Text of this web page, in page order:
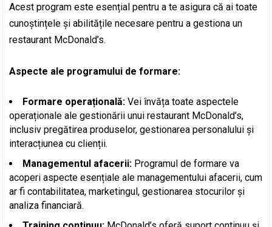
Acest program este esențial pentru a te asigura că ai toate
cunoștințele și abilitățile necesare pentru a gestiona un
restaurant McDonald’s.
Aspecte ale programului de formare:
Formare operațională: Vei învăța toate aspectele
operaționale ale gestionării unui restaurant McDonald’s,
inclusiv pregătirea produselor, gestionarea personalului și
interacțiunea cu clienții.
Managementul afacerii: Programul de formare va
acoperi aspecte esențiale ale managementului afacerii, cum
ar fi contabilitatea, marketingul, gestionarea stocurilor și
analiza financiară.